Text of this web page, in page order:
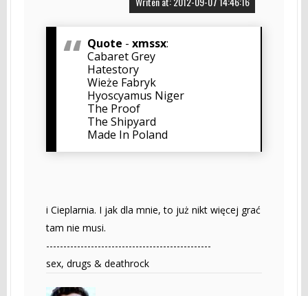
Quote - xmssx:
Cabaret Grey
Hatestory
Wieże Fabryk
Hyoscyamus Niger
The Proof
The Shipyard
Made In Poland
i Cieplarnia. I jak dla mnie, to już nikt więcej grać
tam nie musi.
------------------------------------------------
sex, drugs & deathrock